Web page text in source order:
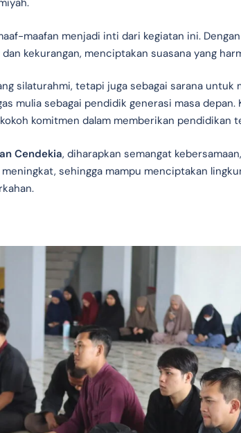
maafan menjadi inti dari kegiatan ini.
kekurangan, menciptakan suasana yang
silaturahmi, tetapi juga sebagai sarana untuk
mulia sebagai pendidik generasi masa
komitmen dalam memberikan pendidikan
Cendekia, diharapkan semangat
sehingga mampu menciptakan